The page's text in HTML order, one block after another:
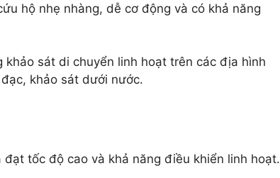
hộ nhẹ nhàng, dễ cơ động và có khả năng
sát di chuyển linh hoạt trên các địa hình
khảo sát dưới nước.
tốc độ cao và khả năng điều khiển linh hoạt.